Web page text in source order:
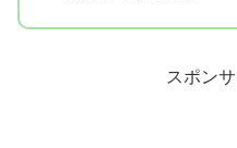
スポン